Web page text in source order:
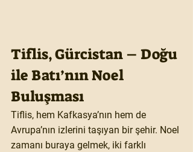
Tiflis, Gürcistan – Doğu
ile Batı’nın Noel
Buluşması
Tiflis, hem Kafkasya’nın hem de
Avrupa’nın izlerini taşıyan bir şehir. Noel
zamanı buraya gelmek, iki farklı